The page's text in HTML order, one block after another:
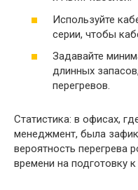
Используйте
серии, чтобы
Задавайте
длинных
перегревов.
Статистика: в офисах,
менеджмент, была
вероятность перегрева
времени на подготовку